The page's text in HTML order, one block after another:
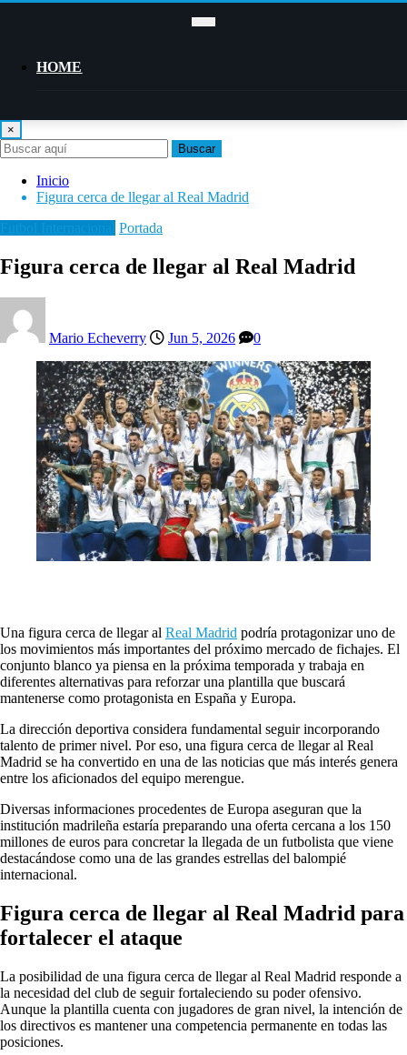
HOME
×
Buscar
Inicio
Figura cerca de llegar al Real Madrid
Portada
Figura cerca de llegar al Real Madrid
Mario Echeverry Jun 5, 2026 0
Una figura cerca de llegar al Real Madrid podría protagonizar uno de
los movimientos más importantes del próximo mercado de fichajes. El
conjunto blanco ya piensa en la próxima temporada y trabaja en
diferentes alternativas para reforzar una plantilla que buscará
mantenerse como protagonista en España y Europa.
La dirección deportiva considera fundamental seguir incorporando
talento de primer nivel. Por eso, una figura cerca de llegar al Real
Madrid se ha convertido en una de las noticias que más interés genera
entre los aficionados del equipo merengue.
Diversas informaciones procedentes de Europa aseguran que la
institución madrileña estaría preparando una oferta cercana a los 150
millones de euros para concretar la llegada de un futbolista que viene
destacándose como una de las grandes estrellas del balompié
internacional.
Figura cerca de llegar al Real Madrid para
fortalecer el ataque
La posibilidad de una figura cerca de llegar al Real Madrid responde a
la necesidad del club de seguir fortaleciendo su poder ofensivo.
Aunque la plantilla cuenta con jugadores de gran nivel, la intención de
los directivos es mantener una competencia permanente en todas las
posiciones.